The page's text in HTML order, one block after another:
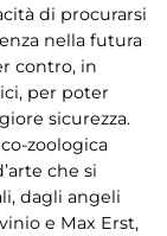
di procurarsi
nella futura
contro, in
per poter
sicurezza.
zoologica
che si
dagli angeli
e Max Erst,